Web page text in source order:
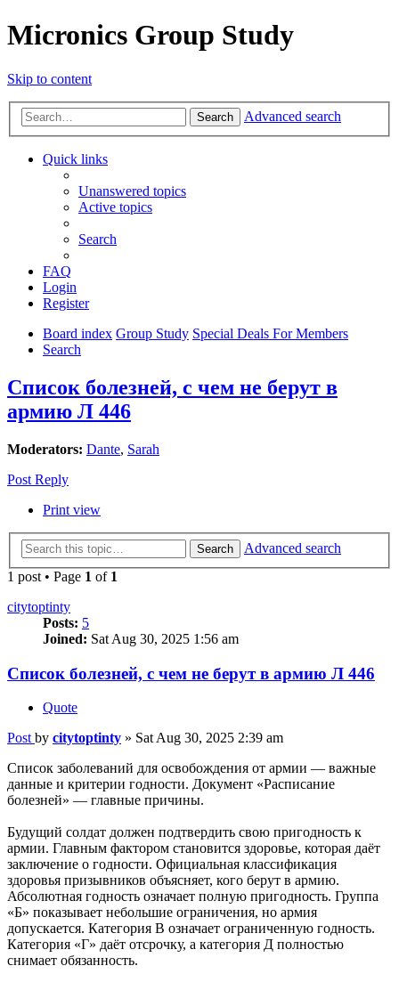
Micronics Group Study
Skip to content
Search Advanced search
Quick links
Unanswered topics
Active topics
Search
FAQ
Login
Register
Board index Group Study Special Deals For Members
Search
Список болезней, с чем не берут в
армию Л 446
Moderators: Dante, Sarah
Post Reply
Print view
Search
Advanced search
1 post • Page 1 of 1
citytoptinty
Posts: 5
Joined: Sat Aug 30, 2025 1:56 am
Список болезней, с чем не берут в армию Л 446
Quote
Post by citytoptinty » Sat Aug 30, 2025 2:39 am
Список заболеваний для освобождения от армии — важные
данные и критерии годности. Документ «Расписание
болезней» — главные причины.
Будущий солдат должен подтвердить свою пригодность к
армии. Главным фактором становится здоровье, которая даёт
заключение о годности. Официальная классификация
здоровья призывников объясняет, кого берут в армию.
Абсолютная годность означает полную пригодность. Группа
«Б» показывает небольшие ограничения, но армия
допускается. Категория В означает ограниченную годность.
Категория «Г» даёт отсрочку, а категория Д полностью
снимает обязанность.